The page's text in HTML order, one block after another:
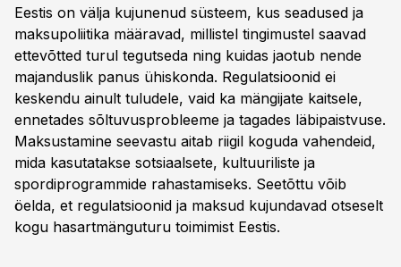
Eestis on välja kujunenud süsteem, kus seadused ja
maksupoliitika määravad, millistel tingimustel saavad
ettevõtted turul tegutseda ning kuidas jaotub nende
majanduslik panus ühiskonda. Regulatsioonid ei
keskendu ainult tuludele, vaid ka mängijate kaitsele,
ennetades sõltuvusprobleeme ja tagades läbipaistvuse.
Maksustamine seevastu aitab riigil koguda vahendeid,
mida kasutatakse sotsiaalsete, kultuuriliste ja
spordiprogrammide rahastamiseks. Seetõttu võib
öelda, et regulatsioonid ja maksud kujundavad otseselt
kogu hasartmänguturu toimimist Eestis.